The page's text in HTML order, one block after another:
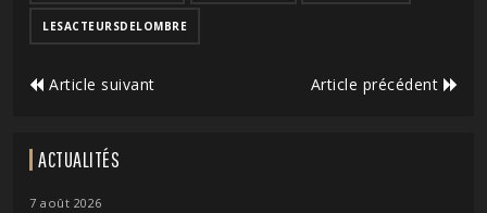
LESACTEURSDELOMBRE
Article suivant Article précédent
ACTUALITÉS
7 août 2026